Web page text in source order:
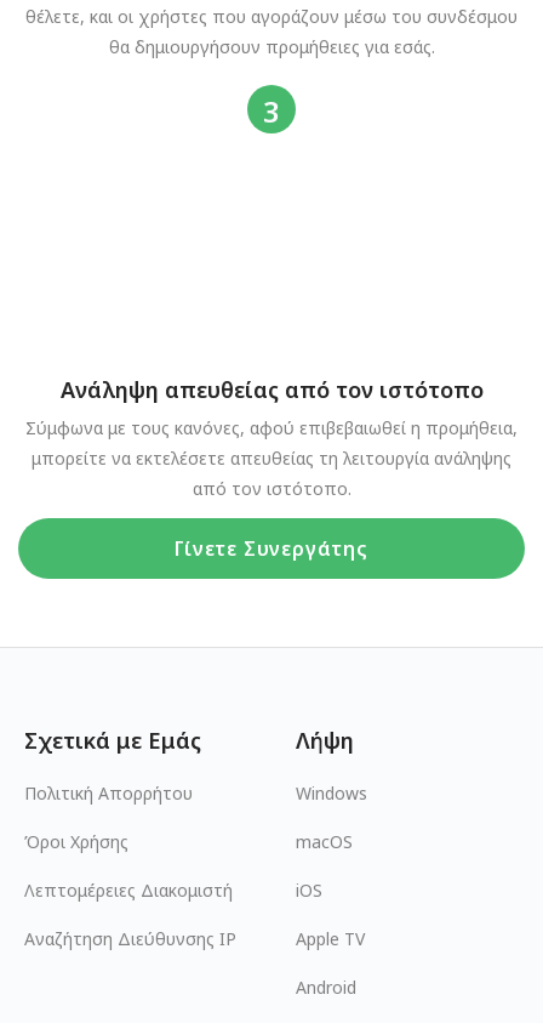
θέλετε, και οι χρήστες που αγοράζουν μέσω του συνδέσμου
θα δημιουργήσουν προμήθειες για εσάς.
Ανάληψη απευθείας από τον ιστότοπο
Σύμφωνα με τους κανόνες, αφού επιβεβαιωθεί η προμήθεια,
μπορείτε να εκτελέσετε απευθείας τη λειτουργία ανάληψης
από τον ιστότοπο.
Γίνετε Συνεργάτης
Σχετικά με Εμάς
Πολιτική Απορρήτου
Όροι Χρήσης
Λεπτομέρειες Διακομιστή
Αναζήτηση Διεύθυνσης IP
Λήψη
Windows
macOS
iOS
Apple TV
Android